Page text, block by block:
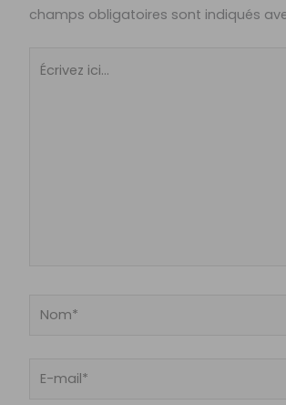
champs obligatoires sont indiqués
Nom*